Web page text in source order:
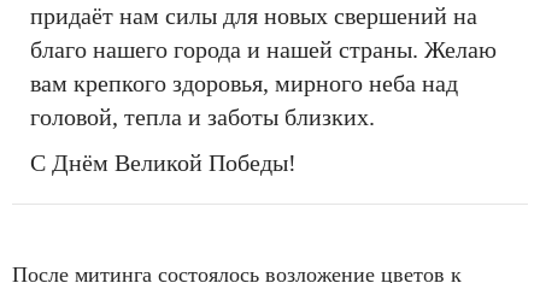
придаёт нам силы для новых свершений на
благо нашего города и нашей страны. Желаю
вам крепкого здоровья, мирного неба над
головой, тепла и заботы близких.
С Днём Великой Победы!
После митинга состоялось возложение цветов к